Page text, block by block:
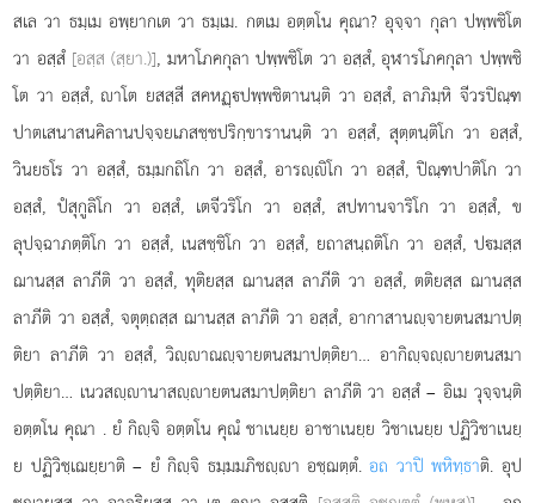
สเล วา ธมฺเม อพฺยากเต วา ธมฺเม. กตเม อตฺตโน คุณา? อุจฺจา กุลา ปพฺพชิโต
วา อสฺสํ [อสฺส (สฺยา.)], มหาโภคกุลา ปพฺพชิโต วา อสฺสํ, อุฬารโภคกุลา ปพฺพชิ
โต วา อสฺสํ, าโต ยสสฺสี สคหฏฺปพฺพชิตานนฺติ วา อสฺสํ, ลาภิมฺหิ จีวรปิณฺฑ
ปาตเสนาสนคิลานปจฺจยเภสชฺชปริกฺขารานนฺติ วา อสฺสํ, สุตฺตนฺติโก วา อสฺสํ,
วินยธโร วา อสฺสํ, ธมฺมกถิโก วา อสฺสํ, อารฺิโก วา อสฺสํ, ปิณฺฑปาติโก วา
อสฺสํ, ปํสุกูลิโก วา อสฺสํ, เตจีวริโก วา อสฺสํ, สปทานจาริโก วา อสฺสํ, ข
ลุปจฺฉาภตฺติโก วา อสฺสํ, เนสชฺชิโก วา อสฺสํ, ยถาสนฺถติโก วา อสฺสํ, ปมสฺส
ฌานสฺส ลาภีติ วา อสฺสํ, ทุติยสฺส ฌานสฺส ลาภีติ วา อสฺสํ, ตติยสฺส ฌานสฺส
ลาภีติ วา อสฺสํ, จตุตฺถสฺส ฌานสฺส ลาภีติ วา อสฺสํ, อากาสานฺจายตนสมาปตฺ
ติยา ลาภีติ วา อสฺสํ, วิฺาณฺจายตนสมาปตฺติยา… อากิฺจฺายตนสมา
ปตฺติยา… เนวสฺานาสฺายตนสมาปตฺติยา ลาภีติ วา อสฺสํ – อิเม วุจฺจนฺติ
อตฺตโน คุณา . ยํ กิฺจิ อตฺตโน คุณํ ชาเนยฺย อาชาเนยฺย วิชาเนยฺย ปฏิวิชาเนยฺ
ย ปฏิวิชฺเฌยฺยาติ – ยํ กิฺจิ ธมฺมมภิชฺา อชฺฌตฺตํ.อถ วาปิ พหิทฺธาติ. อุป